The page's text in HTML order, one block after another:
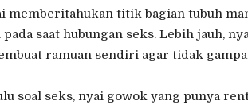
memberitahukan titik bagian tubuh
saat hubungan seks. Lebih jauh,
ramuan sendiri agar tidak
soal seks, nyai gowok yang punya